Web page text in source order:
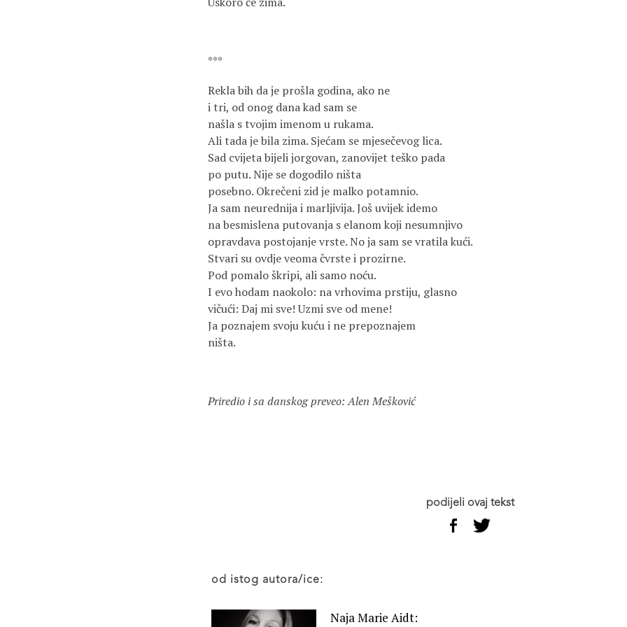
***
Rekla bih da je prošla godina, ako ne
i tri, od onog dana kad sam se
našla s tvojim imenom u rukama.
Ali tada je bila zima. Sjećam se mjesečevog lica.
Sad cvijeta bijeli jorgovan, zanovijet teško pada
po putu. Nije se dogodilo ništa
posebno. Okrečeni zid je malko potamnio.
Ja sam neurednija i marljivija. Još uvijek idemo
na besmislena putovanja s elanom koji nesumnjivo
opravdava postojanje vrste. No ja sam se vratila kući.
Stvari su ovdje veoma čvrste i prozirne.
Pod pomalo škripi, ali samo noću.
I evo hodam naokolo: na vrhovima prstiju, glasno
vičući: Daj mi sve! Uzmi sve od mene!
Ja poznajem svoju kuću i ne prepoznajem
ništa.
Priredio i sa danskog preveo: Alen Mešković
podijeli ovaj tekst
od istog autora/ice:
Naja Marie Aidt: